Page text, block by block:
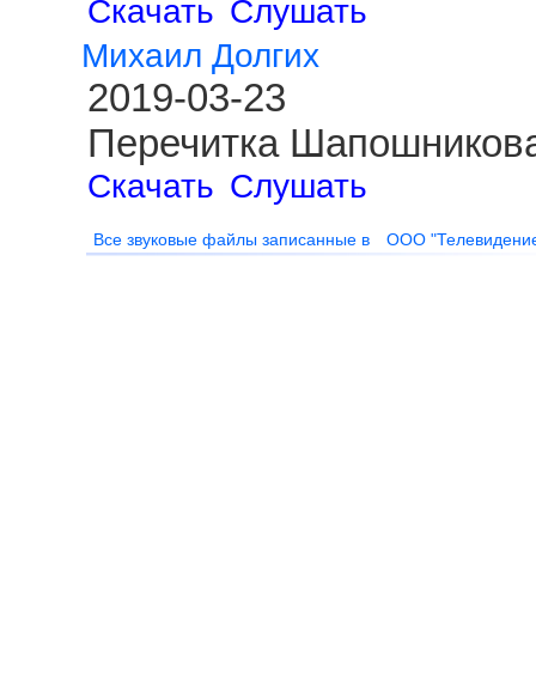
Скачать Слушать
Михаил Долгих
2019-03-23
Перечитка
Скачать Слушать
Все звуковые файлы записанные в ООО